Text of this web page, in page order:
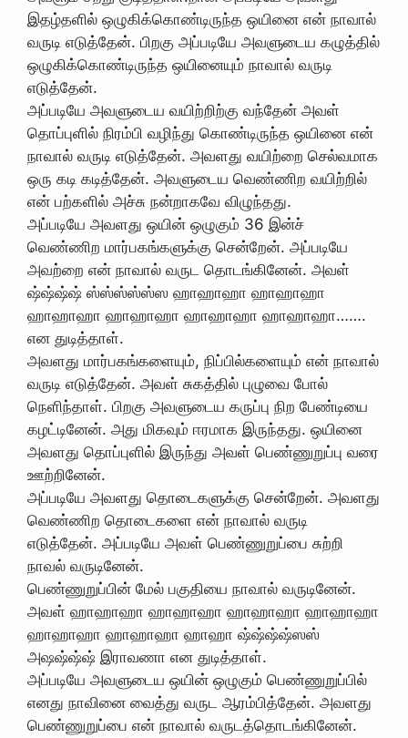
இதழ்தளில் ஒழுகிக்கொண்டிருந்த ஒயினை என் நாவால்
வருடி எடுத்தேன். பிறகு அப்படியே அவளுடைய கழுத்தில்
ஒழுகிக்கொண்டிருந்த ஒயினையும் நாவால் வருடி
எடுத்தேன்.
அப்படியே அவளுடைய வயிற்றிற்கு வந்தேன் அவள்
தொப்புளில் நிரம்பி வழிந்து கொண்டிருந்த ஒயினை என்
நாவால் வருடி எடுத்தேன். அவளது வயிற்றை செல்வமாக
ஒரு கடி கடித்தேன். அவளுடைய வெண்ணிற வயிற்றில்
என் பற்களில் அச்சு நன்றாகவே விழுந்தது.
அப்படியே அவளது ஒயின் ஒழுகும் 36 இன்ச்
வெண்ணிற மார்பகங்களுக்கு சென்றேன். அப்படியே
அவற்றை என் நாவால் வருட தொடங்கினேன். அவள்
ஷ்ஷ்ஷ்ஷ் ஸ்ஸ்ஸ்ஸ்ஸ்ஸ ஹாஹாஹா ஹாஹாஹா
ஹாஹாஹா ஹாஹாஹா ஹாஹாஹா ஹாஹாஹா…….
என துடித்தாள்.
அவளது மார்பகங்களையும், நிப்பில்களையும் என் நாவால்
வருடி எடுத்தேன். அவள் சுகத்தில் புழுவை போல்
நெளிந்தாள். பிறகு அவளுடைய கருப்பு நிற பேண்டியை
கழட்டினேன். அது மிகவும் ஈரமாக இருந்தது. ஒயினை
அவளது தொப்புளில் இருந்து அவள் பெண்ணுறுப்பு வரை
ஊற்றினேன்.
அப்படியே அவளது தொடைகளுக்கு சென்றேன். அவளது
வெண்ணிற தொடைகளை என் நாவால் வருடி
எடுத்தேன். அப்படியே அவள் பெண்ணுறுப்பை சுற்றி
நாவல் வருடினேன்.
பெண்ணுறுப்பின் மேல் பகுதியை நாவால் வருடினேன்.
அவள்‌ ஹாஹாஹா ஹாஹாஹா ஹாஹாஹா ஹாஹாஹா
ஹாஹாஹா ஹாஹாஹா ஹாஹா ஷ்ஷ்ஷ்ஷ்ஸஸ்
அஷஷ்ஷ்ஷ் இராவணா என துடித்தாள்.
அப்படியே அவளுடைய ஒயின் ஒழுகும் பெண்ணுறுப்பில்
எனது நாவினை வைத்து வருட ஆரம்பித்தேன். அவளது
பெண்ணுறுப்பை என் நாவால் வருடத்தொடங்கினேன்.